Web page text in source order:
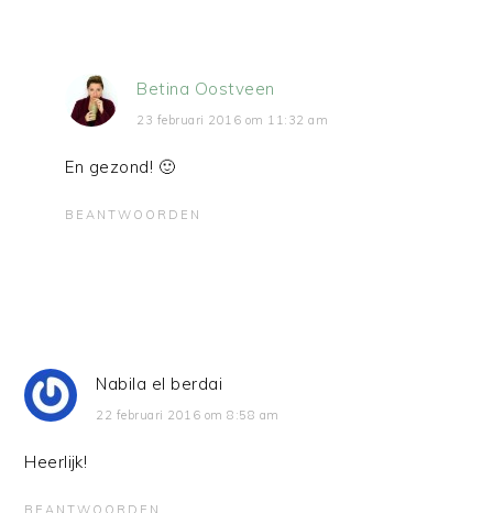
Betina Oostveen
23 februari 2016 om 11:32 am
En gezond! 🙂
BEANTWOORDEN
Nabila el berdai
22 februari 2016 om 8:58 am
Heerlijk!